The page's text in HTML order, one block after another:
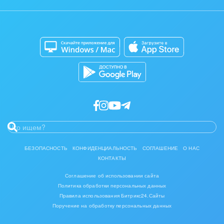
IT, Интернет
Консалтинговые и управленческие услуги
Культурные события, спорт, шоу-бизнес
Мебель, лес, деревообработка
Медицина и фармацевтика
Металлургия
Оборудование, техника
Каталог приложений
Разработчикам приложений
БЕЗОПАСНОСТЬ КОНФИДЕНЦИАЛЬНОСТЬ СОГЛАШЕНИЕ
О НАС
КОНТАКТЫ
Соглашение об использовании сайта
Политика обработки персональных данных
Правила использования Битрикс24.Сайты
Поручение на обработку персональных данных